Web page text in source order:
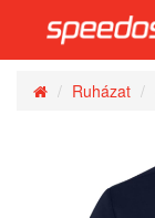
Ruházat